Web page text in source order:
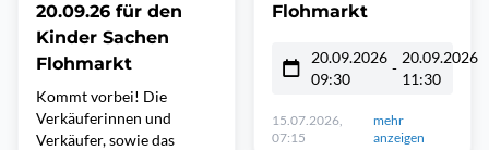
20.09.26 für den
Kinder Sachen
Flohmarkt
Kommt vorbei! Die
Verkäuferinnen und
Verkäufer, sowie das
Flohmarkt
20.09.2026
09:30
-
20.09.2026
11:30
15.07.2026,
07:15
mehr
anzeigen